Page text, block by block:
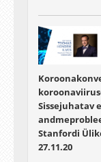
Sissejuhatav
Stanfordi
27.11.20